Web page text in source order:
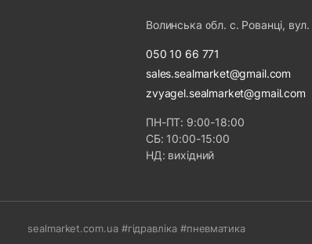
Волинська обл. с. Рованці,
050 10 66 771
sales.sealmarket@gmail.com
zvyagel.sealmarket@gmail.com
ПН-ПТ: 9:00-18:00
СБ: 10:00-15:00
НД: вихідний
sealmarket.com.ua #гідравліка #пневматика